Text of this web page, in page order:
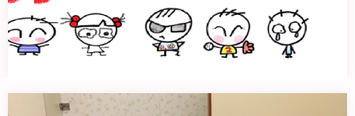
夏休みは、もうすぐなのに・・